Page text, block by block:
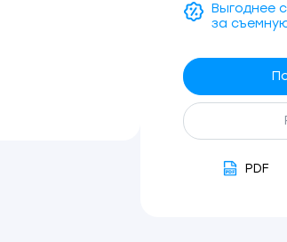
Выгоднее
за
PDF